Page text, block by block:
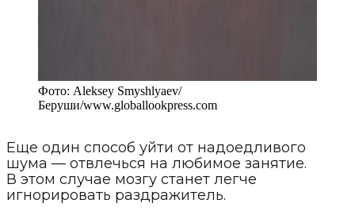
Фото: Aleksey Smyshlyaev/
Беруши/www.globallookpress.com
Еще один способ уйти от надоедливого
шума — отвлечься на любимое занятие.
В этом случае мозгу станет легче
игнорировать раздражитель.